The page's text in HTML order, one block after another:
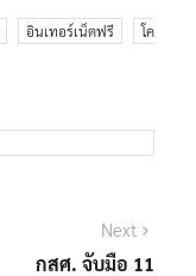
อินเทอร์เน็ตฟรี
โค
Next
กสศ. จับมือ 11